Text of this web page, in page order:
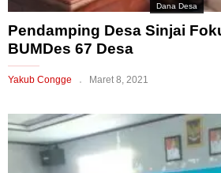
Dana Desa
Pendamping Desa Sinjai
BUMDes 67 Desa
Yakub Congge Maret 8, 2021